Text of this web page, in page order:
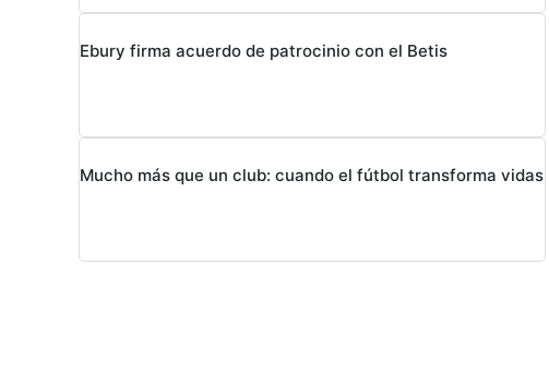
Ebury firma acuerdo de patrocinio con el Betis
Mucho más que un club: cuando el fútbol transforma vidas